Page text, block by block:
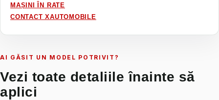
MAȘINI ÎN RATE
CONTACT XAUTOMOBILE
AI GĂSIT UN MODEL POTRIVIT?
Vezi toate detaliile înainte să
aplici